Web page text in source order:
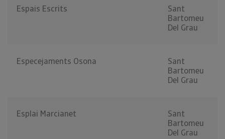
Espais Escrits
Sant
Bartomeu
Del Grau
Especejaments Osona
Sant
Bartomeu
Del Grau
Esplai Marcianet
Sant
Bartomeu
Del Grau